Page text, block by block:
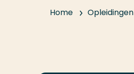
Home Opleidingen